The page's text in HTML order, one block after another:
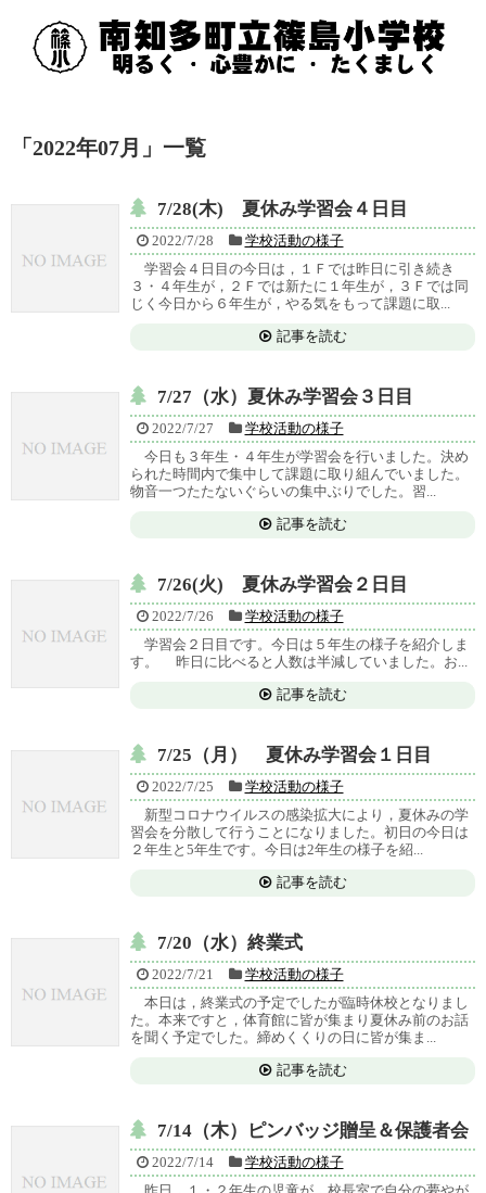
「 2022年07月 」 一覧
7/28(木) 夏休み学習会４日目
2022/7/28
学校活動の様子
学習会４日目の今日は，１Ｆでは昨日に引き続き
３・４年生が，２Ｆでは新たに１年生が，３Ｆでは同
じく今日から６年生が，やる気をもって課題に取...
記事を読む
7/27（水）夏休み学習会３日目
2022/7/27
学校活動の様子
今日も３年生・４年生が学習会を行いました。決め
られた時間内で集中して課題に取り組んでいました。
物音一つたたないぐらいの集中ぶりでした。習...
記事を読む
7/26(火) 夏休み学習会２日目
2022/7/26
学校活動の様子
学習会２日目です。今日は５年生の様子を紹介しま
す。 昨日に比べると人数は半減していました。お...
記事を読む
7/25（月） 夏休み学習会１日目
2022/7/25
学校活動の様子
新型コロナウイルスの感染拡大により，夏休みの学
習会を分散して行うことになりました。初日の今日は
２年生と5年生です。今日は2年生の様子を紹...
記事を読む
7/20（水）終業式
2022/7/21
学校活動の様子
本日は，終業式の予定でしたが臨時休校となりまし
た。本来ですと，体育館に皆が集まり夏休み前のお話
を聞く予定でした。締めくくりの日に皆が集ま...
記事を読む
7/14（木）ピンバッジ贈呈＆保護者会
2022/7/14
学校活動の様子